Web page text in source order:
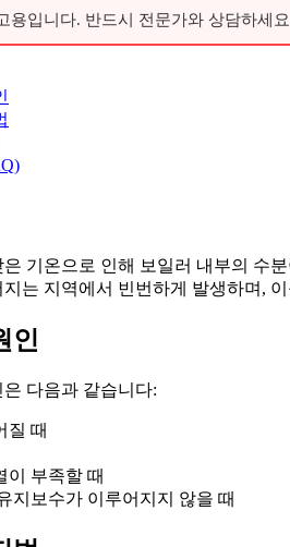
용입니다. 반드시 전문가와 상담하세
기온으로 인해 보일러 내부의 수
는 지역에서 빈번하게 발생하며,
인
다음과 같습니다:
질 때
이 부족할 때
지보수가 이루어지지 않을 때